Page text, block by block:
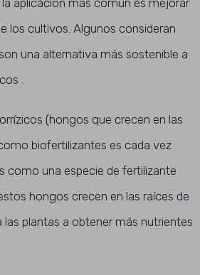
aplicación más común es mejorar
los cultivos. Algunos consideran
una alternativa más sostenible a
.
(hongos que crecen en las
biofertilizantes es cada vez
como una especie de fertilizante
hongos crecen en las raíces de
las plantas a obtener más nutrientes